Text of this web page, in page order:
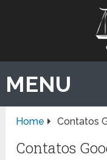
MENU
Home Contatos
Contatos